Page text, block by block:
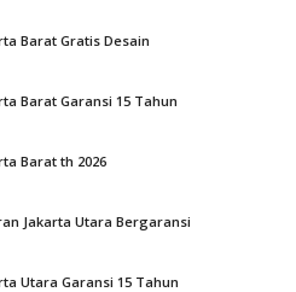
Barat Gratis Desain
Barat Garansi 15 Tahun
Barat th 2026
Jakarta Utara Bergaransi
Utara Garansi 15 Tahun